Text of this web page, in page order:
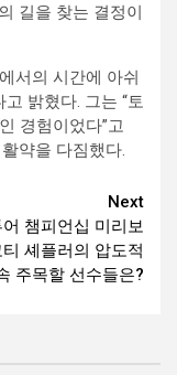
길을 찾는 결정이
서의 시간에 아쉬
밝혔다. 그는 “토
경험이었다”고
약을 다짐했다.
Next
챔피언십 미리보
셰플러의 압도적
주목할 선수들은?